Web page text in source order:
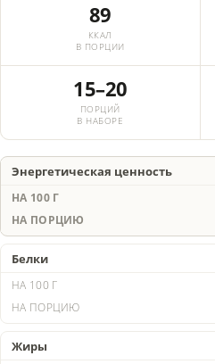
89
ККАЛ
В ПОРЦИИ
15–20
ПОРЦИЙ
В НАБОРЕ
Энергетическая ценность
Белки
Жиры